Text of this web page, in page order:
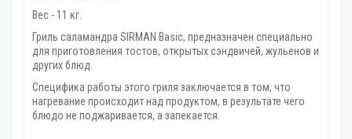
Вес - 11 кг.
Гриль саламандра SIRMAN Basic, предназначен специально
для приготовления тостов, открытых сэндвичей, жульенов и
других блюд.
Специфика работы этого гриля заключается в том, что
нагревание происходит над продуктом, в результате чего
блюдо не поджаривается, а запекается.